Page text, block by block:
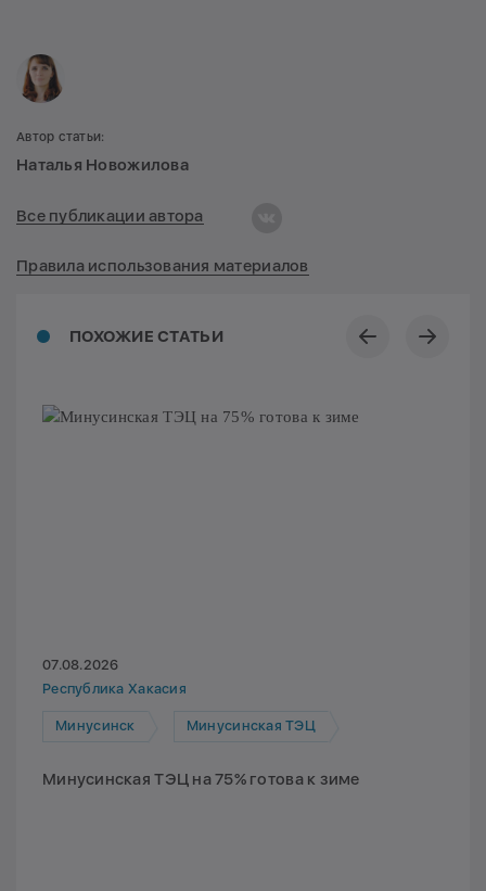
ПОХОЖИЕ СТАТЬИ
07.08.2026
Республика Хакасия
Минусинск Минусинская ТЭЦ
Минусинская ТЭЦ на 75% готова к зиме
Автор статьи:
Наталья Новожилова
Все публикации автора
Правила использования материалов